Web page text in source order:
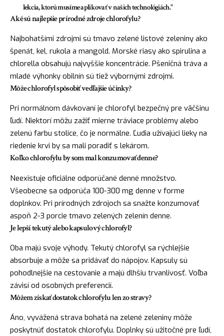
lekcia, ktorú musíme aplikovať v našich technológiách."
Aké sú najlepšie prírodné zdroje chlorofylu?
Najbohatšími zdrojmi sú tmavo zelené listové zeleniny ako
špenát, kel, rukola a mangold. Morské riasy ako spirulina a
chlorella obsahujú najvyššie koncentrácie. Pšeničná tráva a
mladé výhonky obilnín sú tiež výbornými zdrojmi.
Môže chlorofyl spôsobiť vedľajšie účinky?
Pri normálnom dávkovaní je chlorofyl bezpečný pre väčšinu
ľudí. Niektorí môžu zažiť mierne tráviace problémy alebo
zelenú farbu stolice, čo je normálne. Ľudia užívajúci lieky na
riedenie krvi by sa mali poradiť s lekárom.
Koľko chlorofylu by som mal konzumovať denne?
Neexistuje oficiálne odporúčané denné množstvo.
Všeobecne sa odporúča 100-300 mg denne v forme
doplnkov. Pri prírodných zdrojoch sa snažte konzumovať
aspoň 2-3 porcie tmavo zelených zelenín denne.
Je lepší tekutý alebo kapsulový chlorofyl?
Oba majú svoje výhody. Tekutý chlorofyl sa rýchlejšie
absorbuje a môže sa pridávať do nápojov. Kapsuly sú
pohodlnejšie na cestovanie a majú dlhšiu trvanlivosť. Voľba
závisí od osobných preferencií.
Môžem získať dostatok chlorofylu len zo stravy?
Áno, vyvážená strava bohatá na zelené zeleniny môže
poskytnúť dostatok chlorofylu. Doplnky sú užitočné pre ľudí,